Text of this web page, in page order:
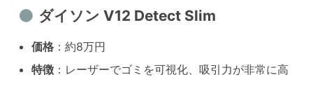
ダイソン V12 Detect Slim
価格 ：約8万円
特徴 ：レーザーでゴミを可視化、吸引力が非常に高